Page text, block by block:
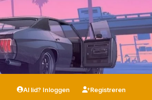
Al lid? Inloggen Registreren